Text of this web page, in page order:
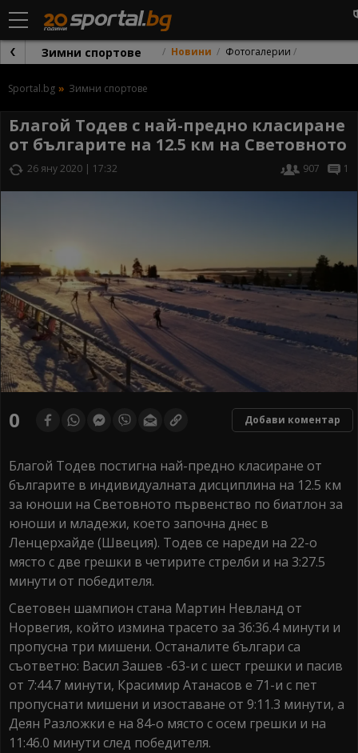
Зимни спортове Новини Фотогалерии
Sportal.bg Зимни спортове
Благой Тодев с най-предно класиране
от българите на 12.5 км на Световното
26 яну 2020 | 17:32 907 1
0 Добави коментар
Благой Тодев постигна най-предно класиране от
българите в индивидуалната дисциплина на 12.5 км
за юноши на Световното първенство по биатлон за
юноши и младежи, което започна днес в
Ленцерхайде (Швеция). Тодев се нареди на 22-о
място с две грешки в четирите стрелби и на 3:27.5
минути от победителя.
Световен шампион стана Мартин Невланд от
Норвегия, който измина трасето за 36:36.4 минути и
пропусна три мишени. Останалите българи са
съответно: Васил Зашев -63-и с шест грешки и пасив
от 7:44.7 минути, Красимир Атанасов е 71-и с пет
пропуснати мишени и изоставане от 9:11.3 минути, а
Деян Разложки е на 84-о място с осем грешки и на
11:46.0 минути след победителя.